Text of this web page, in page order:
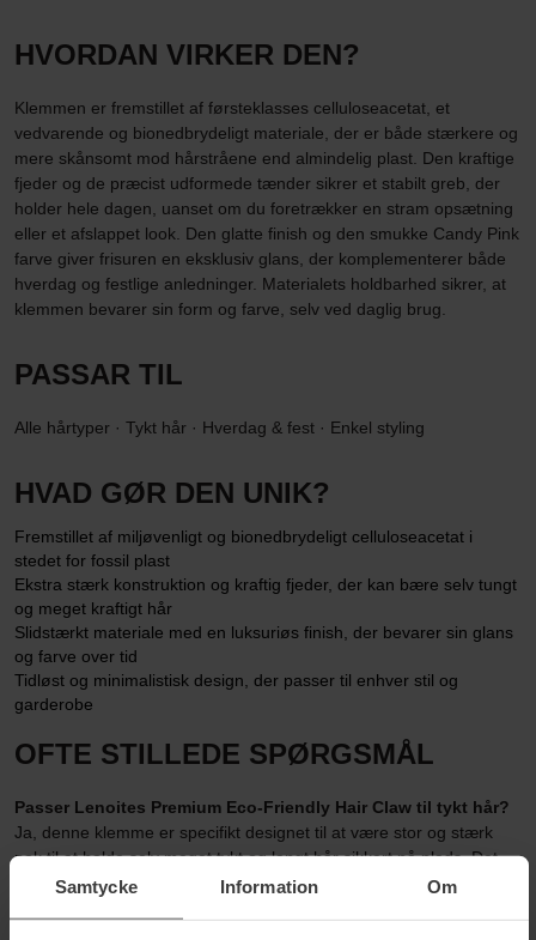
Samtycke Information Om
HVORDAN VIRKER DEN?
Klemmen er fremstillet af førsteklasses celluloseacetat, et
vedvarende og bionedbrydeligt materiale, der er både stærkere og
mere skånsomt mod hårstråene end almindelig plast. Den kraftige
fjeder og de præcist udformede tænder sikrer et stabilt greb, der
holder hele dagen, uanset om du foretrækker en stram opsætning
eller et afslappet look. Den glatte finish og den smukke Candy Pink
farve giver frisuren en eksklusiv glans, der komplementerer både
hverdag og festlige anledninger. Materialets holdbarhed sikrer, at
klemmen bevarer sin form og farve, selv ved daglig brug.
PASSAR TIL
Alle hårtyper · Tykt hår · Hverdag & fest · Enkel styling
HVAD GØR DEN UNIK?
Fremstillet af miljøvenligt og bionedbrydeligt celluloseacetat i
stedet for fossil plast
Ekstra stærk konstruktion og kraftig fjeder, der kan bære selv tungt
og meget kraftigt hår
Slidstærkt materiale med en luksuriøs finish, der bevarer sin glans
og farve over tid
Tidløst og minimalistisk design, der passer til enhver stil og
garderobe
OFTE STILLEDE SPØRGSMÅL
Passer Lenoites Premium Eco-Friendly Hair Claw til tykt hår?
Ja, denne klemme er specifikt designet til at være stor og stærk
nok til at holde selv meget tykt og langt hår sikkert på plads. Det
lige design og den robuste fjeder sørger for, at frisuren bliver